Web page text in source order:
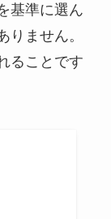
基準に選ん
りません。
ることです